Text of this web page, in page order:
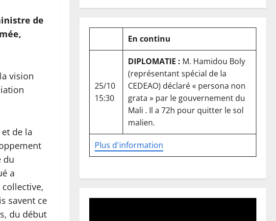
de
vision
de la
du
a
savent ce
du début
En continu
Plus d'information
25/10
15:30
DIPLOMATIE : M. Hamidou Boly
(représentant spécial de la
CEDEAO) déclaré « persona non
grata » par le gouvernement du
Mali . Il a 72h pour quitter le sol
malien.